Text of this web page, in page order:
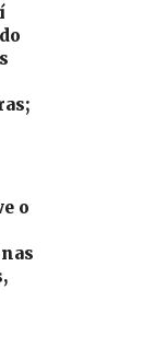
o